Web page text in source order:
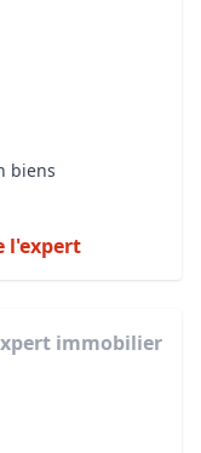
biens
l'expert
immobilier